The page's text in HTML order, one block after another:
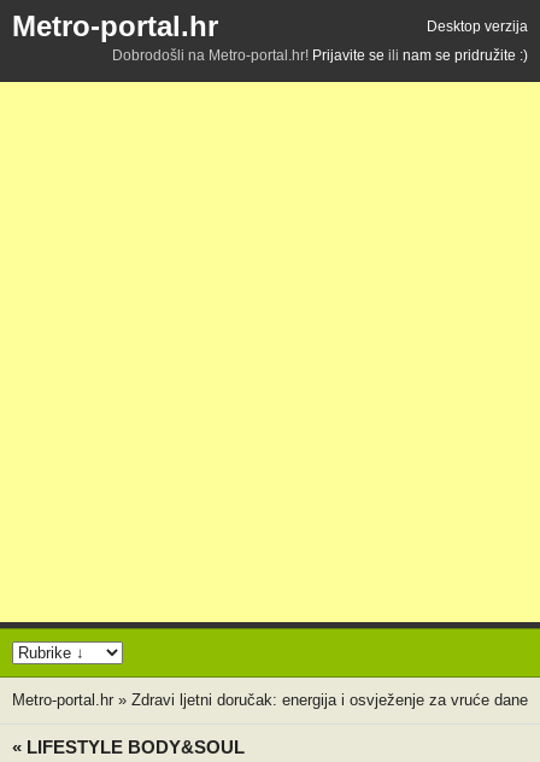
Metro-portal.hr
Desktop verzija
Dobrodošli na Metro-portal.hr! Prijavite se ili nam se pridružite :)
Metro-portal.hr » Zdravi ljetni doručak: energija i osvježenje za vruće dane
« LIFESTYLE BODY&SOUL